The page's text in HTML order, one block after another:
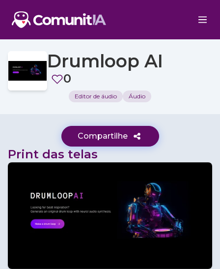
Drumloop AI
0
Editor de áudio Áudio
Compartilhe
Print das telas